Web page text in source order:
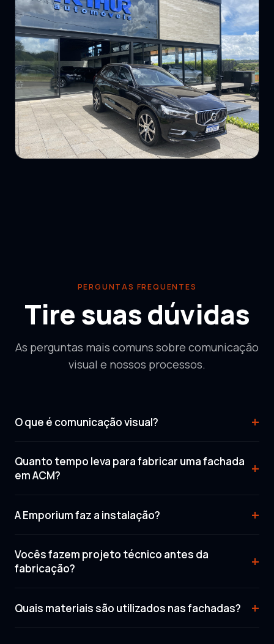
PERGUNTAS FREQUENTES
Tire suas dúvidas
As perguntas mais comuns sobre comunicação
visual e nossos processos.
O que é comunicação visual? +
Quanto tempo leva para fabricar uma fachada
em ACM?
+
A Emporium faz a instalação? +
Vocês fazem projeto técnico antes da
fabricação?
+
Quais materiais são utilizados nas fachadas? +